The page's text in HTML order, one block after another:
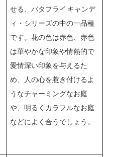
せる、バタフライ キャンデ
ィ・シリーズの中の一品種
です。花の色は赤色、赤色
は華やかな印象や情熱的で
愛情深い印象を与えるた
め、人の心を惹き付けるよ
うなチャーミングなお庭
や、明るくカラフルなお庭
などによく合うでしょう。